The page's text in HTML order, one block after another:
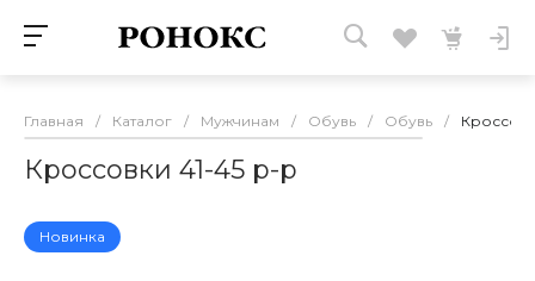
Главная / Каталог / Мужчинам / Обувь / Обувь /
Кроссовки 41-45 р-р
Новинка